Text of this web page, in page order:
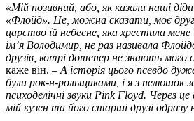
«Мій позивний, або, як казали наші
«Флойд». Це, можна сказати, моє
царство їй небесне, яка хрестила мене
ім’я Володимир, не раз називала
друзів, котрі дотепер не знають мого
каже він. – А історія цього псевдо
були рок-н-рольщиками, і я з пелюшок
психоделічні звуки Pink Floyd. Через
мій кузен та його старші друзі